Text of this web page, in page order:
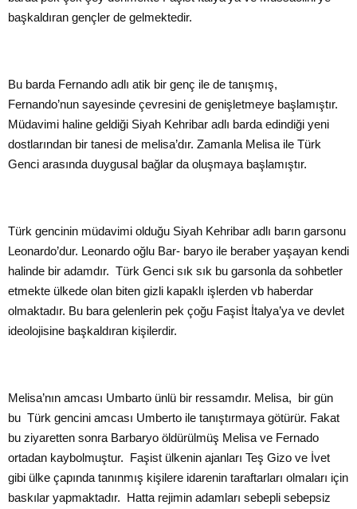
başkaldıran gençler de gelmektedir.
Bu barda Fernando adlı atik bir genç ile de tanışmış,
Fernando’nun sayesinde çevresini de genişletmeye başlamıştır.
Müdavimi haline geldiği Siyah Kehribar adlı barda edindiği yeni
dostlarından bir tanesi de melisa’dır. Zamanla Melisa ile Türk
Genci arasında duygusal bağlar da oluşmaya başlamıştır.
Türk gencinin müdavimi olduğu Siyah Kehribar adlı barın garsonu
Leonardo’dur. Leonardo oğlu Bar- baryo ile beraber yaşayan kendi
halinde bir adamdır. Türk Genci sık sık bu garsonla da sohbetler
etmekte ülkede olan biten gizli kapaklı işlerden vb haberdar
olmaktadır. Bu bara gelenlerin pek çoğu Faşist İtalya’ya ve devlet
ideolojisine başkaldıran kişilerdir.
Melisa’nın amcası Umbarto ünlü bir ressamdır. Melisa, bir gün
bu Türk gencini amcası Umberto ile tanıştırmaya götürür. Fakat
bu ziyaretten sonra Barbaryo öldürülmüş Melisa ve Fernado
ortadan kaybolmuştur. Faşist ülkenin ajanları Teş Gizo ve İvet
gibi ülke çapında tanınmış kişilere idarenin taraftarları olmaları için
baskılar yapmaktadır. Hatta rejimin adamları sebepli sebepsiz